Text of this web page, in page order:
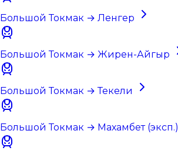
Большой Токмак → Ленгер
Большой Токмак → Жирен-Айгыр
Большой Токмак → Текели
Большой Токмак → Махамбет (эксп.)